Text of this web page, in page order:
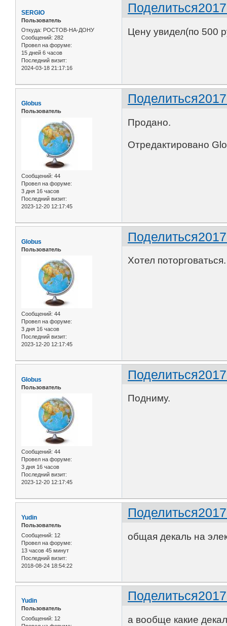
Поделиться
SERGIO
Пользователь
Откуда: РОСТОВ-НА-ДОНУ
Сообщений: 282
Провел на форуме:
15 дней 6 часов
Последний визит:
2024-03-18 21:17:16
Цену увидел(по 500
Поделиться
Globus
Пользователь
Сообщений: 44
Провел на форуме:
3 дня 16 часов
Последний визит:
2023-12-20 12:17:45
Продано.
Отредактировано
Поделиться
Globus
Пользователь
Сообщений: 44
Провел на форуме:
3 дня 16 часов
Последний визит:
2023-12-20 12:17:45
Хотел поторговаться.
Поделиться
Globus
Пользователь
Сообщений: 44
Провел на форуме:
3 дня 16 часов
Последний визит:
2023-12-20 12:17:45
Подниму.
Поделиться
Yudin
Пользователь
Сообщений: 12
Провел на форуме:
13 часов 45 минут
Последний визит:
2018-08-24 18:54:22
общая декаль на
Поделиться
Yudin
Пользователь
Сообщений: 12
а вообще какие